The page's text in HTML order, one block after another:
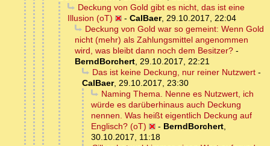
Deckung von Gold gibt es nicht, das ist eine
Illusion (oT)
- CalBaer, 29.10.2017, 22:04
Deckung von Gold war so gemeint: Wenn Gold
nicht (mehr) als Zahlungsmittel angenommen
wird, was bleibt dann noch dem Besitzer? -
BerndBorchert, 29.10.2017, 22:21
Das ist keine Deckung, nur reiner Nutzwert-
CalBaer, 29.10.2017, 23:30
Naming Thema. Nenne es Nutzwert, ich
würde es darüberhinaus auch Deckung
nennen. Was heißt eigentlich Deckung auf
Englisch? (oT)
- BerndBorchert,
30.10.2017, 11:18